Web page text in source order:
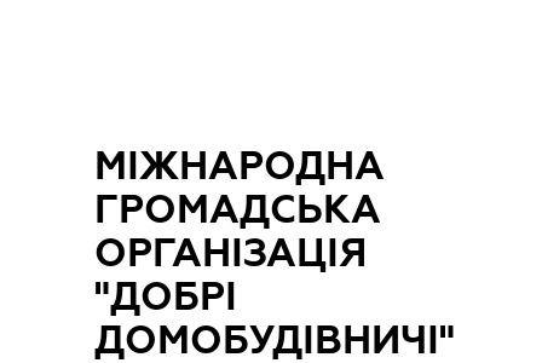
МІЖНАРОДНА
ГРОМАДСЬКА
ОРГАНІЗАЦІЯ
"ДОБРІ
ДОМОБУДІВНИЧІ"